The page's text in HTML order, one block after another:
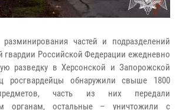
частей и подразделений
гвардии Российской Федерации ежедневно
разведку в Херсонской и Запорожской
росгвардейцы обнаружили свыше 1800
часть из них передали
органам, остальные – уничтожили с